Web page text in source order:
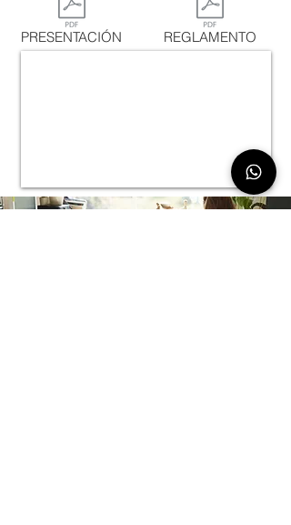
PRESENTACIÓN REGLAMENTO